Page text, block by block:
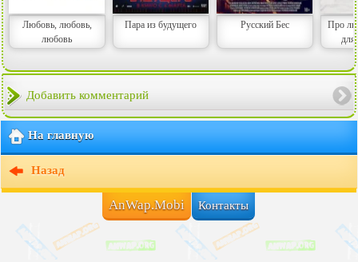
Любовь, любовь,
любовь
Пара из будущего Русский Бес
Про
для
Добавить комментарий
На главную
Назад
AnWap.Mobi Контакты